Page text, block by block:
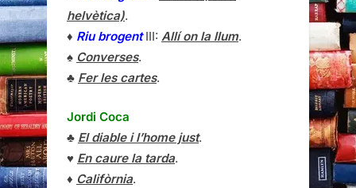
helvètica).
♦ Riu brogentIII: Allí on la llum.
♠ Converses.
♣ Fer les cartes.
Jordi Coca
♣ El diable i l’home just.
♥ En caure la tarda.
♦ Califòrnia.